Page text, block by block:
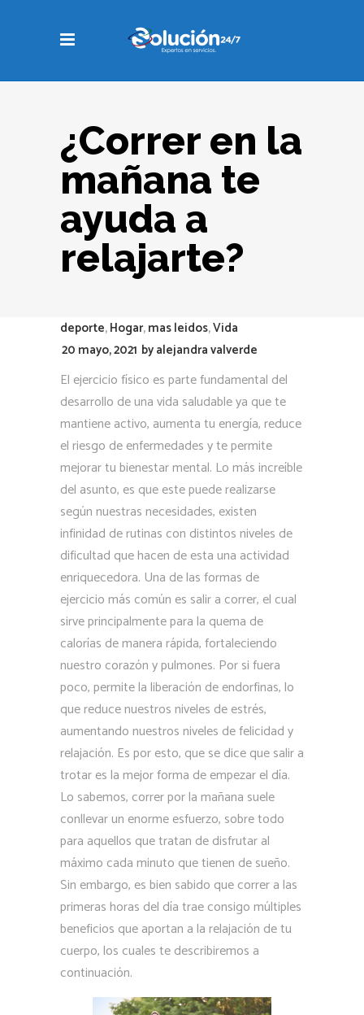
¿Correr en la
mañana te
ayuda a
relajarte?
deporte,Hogar,mas leidos,Vida
20 mayo, 2021 byalejandra valverde
El ejercicio físico es parte fundamental del
desarrollo de una vida saludable ya que te
mantiene activo, aumenta tu energía, reduce
el riesgo de enfermedades y te permite
mejorar tu bienestar mental. Lo más increíble
del asunto, es que este puede realizarse
según nuestras necesidades, existen
infinidad de rutinas con distintos niveles de
dificultad que hacen de esta una actividad
enriquecedora. Una de las formas de
ejercicio más común es salir a correr, el cual
sirve principalmente para la quema de
calorías de manera rápida, fortaleciendo
nuestro corazón y pulmones. Por si fuera
poco, permite la liberación de endorfinas, lo
que reduce nuestros niveles de estrés,
aumentando nuestros niveles de felicidad y
relajación. Es por esto, que se dice que salir a
trotar es la mejor forma de empezar el día.
Lo sabemos, correr por la mañana suele
conllevar un enorme esfuerzo, sobre todo
para aquellos que tratan de disfrutar al
máximo cada minuto que tienen de sueño.
Sin embargo, es bien sabido que correr a las
primeras horas del día trae consigo múltiples
beneficios que aportan a la relajación de tu
cuerpo, los cuales te describiremos a
continuación.